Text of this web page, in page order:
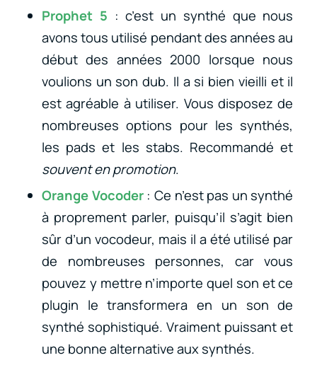
Prophet 5 : c’est un synthé que nous
avons tous utilisé pendant des années au
début des années 2000 lorsque nous
voulions un son dub. Il a si bien vieilli et il
est agréable à utiliser. Vous disposez de
nombreuses options pour les synthés,
les pads et les stabs. Recommandé et
souvent en promotion.
Orange Vocoder: Ce n’est pas un synthé
à proprement parler, puisqu’il s’agit bien
sûr d’un vocodeur, mais il a été utilisé par
de nombreuses personnes, car vous
pouvez y mettre n’importe quel son et ce
plugin le transformera en un son de
synthé sophistiqué. Vraiment puissant et
une bonne alternative aux synthés.